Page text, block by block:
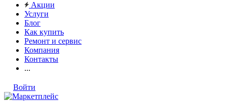
Акции
Услуги
Блог
Как купить
Ремонт и сервис
Компания
Контакты
...
Войти